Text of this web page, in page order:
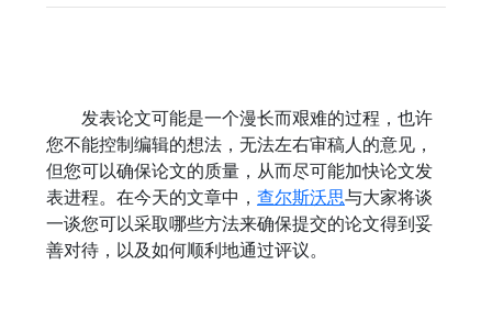
发表论文可能是一个漫长而艰难的过程，也许
您不能控制编辑的想法，无法左右审稿人的意见，
但您可以确保论文的质量，从而尽可能加快论文发
表进程。在今天的文章中， 查尔斯沃思与大家将谈
一谈您可以采取哪些方法来确保提交的论文得到妥
善对待，以及如何顺利地通过评议。